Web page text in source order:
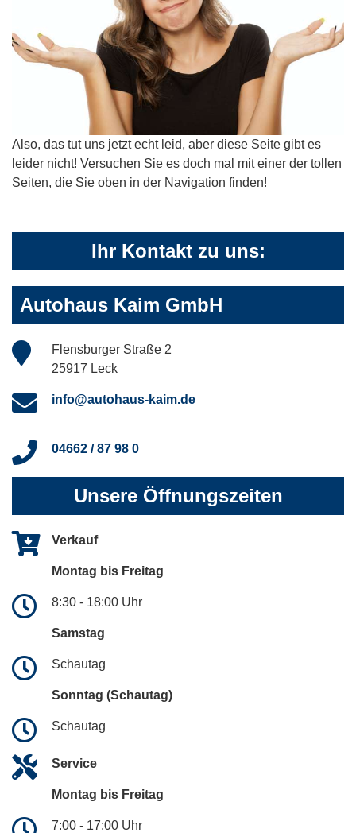
Also, das tut uns jetzt echt leid, aber diese Seite gibt es
leider nicht! Versuchen Sie es doch mal mit einer der tollen
Seiten, die Sie oben in der Navigation finden!
Ihr Kontakt zu uns:
Autohaus Kaim GmbH
Flensburger Straße 2
25917 Leck
info@autohaus-kaim.de
04662 / 87 98 0
Unsere Öffnungszeiten
Verkauf
Montag bis Freitag
8:30 - 18:00 Uhr
Samstag
Schautag
Sonntag (Schautag)
Schautag
Service
Montag bis Freitag
7:00 - 17:00 Uhr